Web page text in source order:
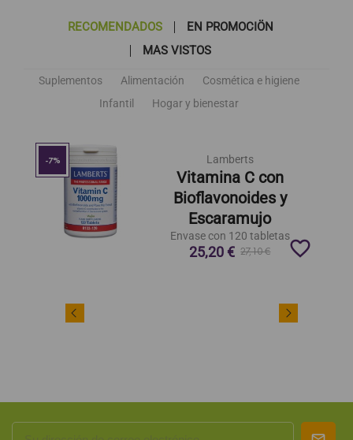
RECOMENDADOS
EN PROMOCIÖN
MAS VISTOS
Suplementos Alimentación
Cosmética e higiene
Infantil
Hogar y bienestar
-7% Lamberts
Vitamina C con
Bioflavonoides y
Escaramujo
Envase con 120 tabletas
25,20 € 27,10 € favorite_border